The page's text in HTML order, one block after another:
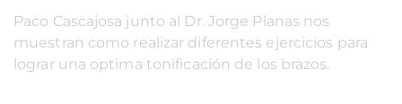
Paco Cascajosa junto al Dr. Jorge Planas nos
muestran como realizar diferentes ejercicios para
lograr una optima tonificación de los brazos.